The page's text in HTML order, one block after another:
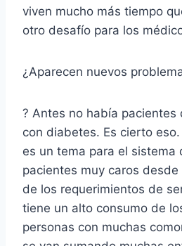
viven mucho más tiempo
otro desafío para los
¿Aparecen nuevos
? Antes no había pacientes
con diabetes. Es cierto
es un tema para el sistema
pacientes muy caros
de los requerimientos de
tiene un alto consumo de
personas con muchas